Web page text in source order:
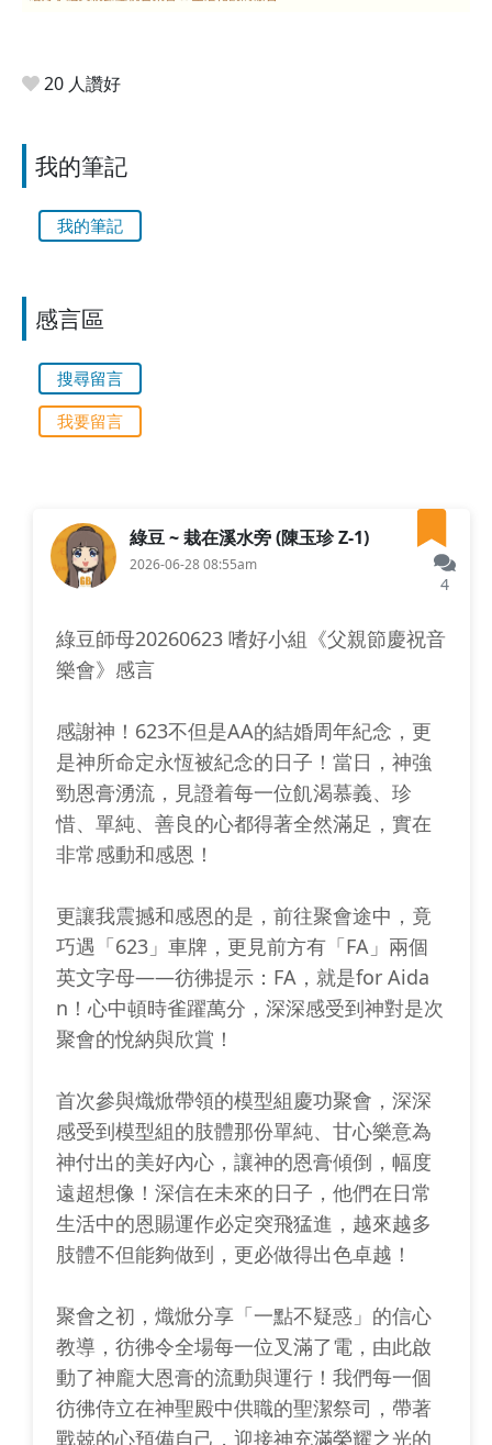
20 人讚好
我的筆記
我的筆記
感言區
搜尋留言
我要留言
綠豆 ~ 栽在溪水旁 (陳玉珍 Z-1)
2026-06-28 08:55am
4
綠豆師母20260623 嗜好小組《父親節慶祝音
樂會》感言
感謝神！623不但是AA的結婚周年紀念，更
是神所命定永恆被紀念的日子！當日，神強
勁恩膏湧流，見證着每一位飢渴慕義、珍
惜、單純、善良的心都得著全然滿足，實在
非常感動和感恩！
更讓我震撼和感恩的是，前往聚會途中，竟
巧遇「623」車牌，更見前方有「FA」兩個
英文字母——彷彿提示：FA，就是for Aida
n！心中頓時雀躍萬分，深深感受到神對是次
聚會的悅納與欣賞！
首次參與熾焮帶領的模型組慶功聚會，深深
感受到模型組的肢體那份單純、甘心樂意為
神付出的美好內心，讓神的恩膏傾倒，幅度
遠超想像！深信在未來的日子，他們在日常
生活中的恩賜運作必定突飛猛進，越來越多
肢體不但能夠做到，更必做得出色卓越！
聚會之初，熾焮分享「一點不疑惑」的信心
教導，彷彿令全場每一位叉滿了電，由此啟
動了神龐大恩膏的流動與運行！我們每一個
彷彿侍立在神聖殿中供職的聖潔祭司，帶著
戰兢的心預備自己，迎接神充滿榮耀之光的